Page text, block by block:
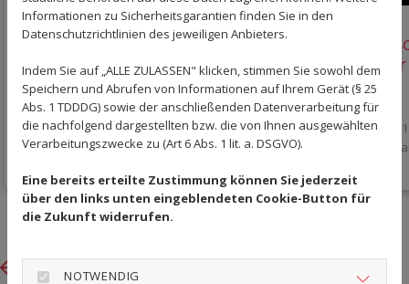
Einladung zum Tennis
Spanferkel-Grillfest
21. Juli 2026 21. Juli 2026
Die Damen
auf. Auch
Previous
Next
Informationen zu Sicherheitsgarantien finden Sie in den
Datenschutzrichtlinien des jeweiligen Anbieters.
Indem Sie auf „ALLE ZULASSEN" klicken, stimmen Sie sowohl dem
Speichern und Abrufen von Informationen auf Ihrem Gerät (§ 25
Abs. 1 TDDDG) sowie der anschließenden Datenverarbeitung für
die nachfolgend dargestellten bzw. die von Ihnen ausgewählten
Verarbeitungszwecke zu (Art 6 Abs. 1 lit. a. DSGVO).
Eine bereits erteilte Zustimmung können Sie jederzeit
über den links unten eingeblendeten Cookie-Button für
die Zukunft widerrufen.
NOTWENDIG